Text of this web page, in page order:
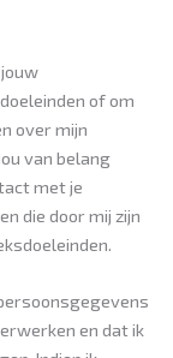
of om
over mijn
van belang
met je
die door mij zijn
en dat ik